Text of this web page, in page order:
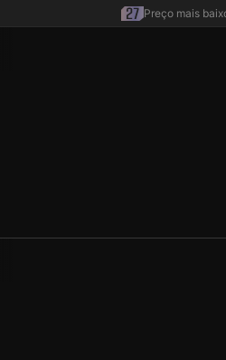
Preço mais